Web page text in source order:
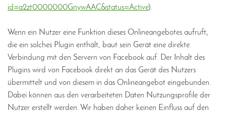
id=a2zt0000000GnywAAC&status=Active).
Wenn ein Nutzer eine Funktion dieses Onlineangebotes aufruft,
die ein solches Plugin enthält, baut sein Gerät eine direkte
Verbindung mit den Servern von Facebook auf. Der Inhalt des
Plugins wird von Facebook direkt an das Gerät des Nutzers
übermittelt und von diesem in das Onlineangebot eingebunden.
Dabei können aus den verarbeiteten Daten Nutzungsprofile der
Nutzer erstellt werden. Wir haben daher keinen Einfluss auf den